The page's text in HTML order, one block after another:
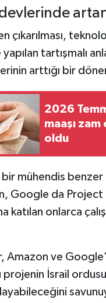
çıkarılması,
tartışmalı
arttığı bir
2026
maaşı
oldu
mühendis
Google da Project
katılan onlarca
Amazon ve
İsrail